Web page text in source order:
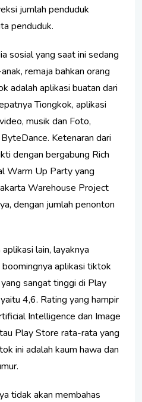
jumlah penduduk
penduduk.
sosial yang saat ini sedang
remaja bahkan orang
adalah aplikasi buatan dari
Tiongkok, aplikasi
musik dan Foto,
Ketenaran dari
dengan bergabung Rich
Warm Up Party yang
Warehouse Project
dengan jumlah penonton
lain, layaknya
aplikasi tiktok
sangat tinggi di Play
4,6. Rating yang hampir
Intelligence dan Image
Play Store rata-rata yang
ini adalah kaum hawa dan
tidak akan membahas